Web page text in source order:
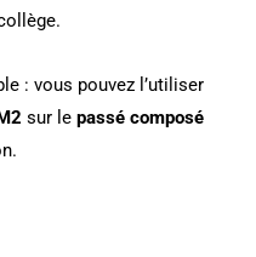
: vous pouvez l’utiliser
sur le passé composé